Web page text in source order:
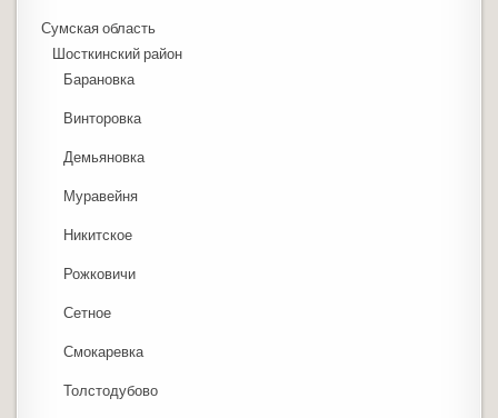
Сумская область
Шосткинский район
Барановка
Винторовка
Демьяновка
Муравейня
Никитское
Рожковичи
Сетное
Смокаревка
Толстодубово